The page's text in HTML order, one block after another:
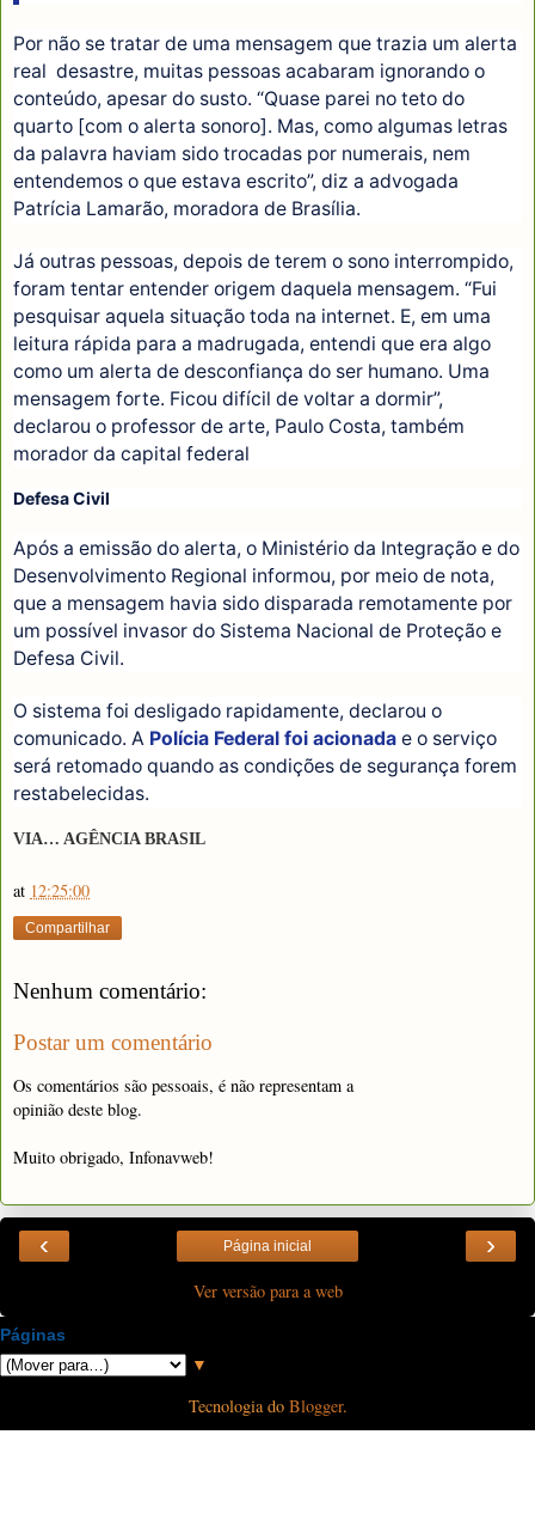
Por não se tratar de uma mensagem que trazia um alerta
real desastre, muitas pessoas acabaram ignorando o
conteúdo, apesar do susto. “Quase parei no teto do
quarto [com o alerta sonoro]. Mas, como algumas letras
da palavra haviam sido trocadas por numerais, nem
entendemos o que estava escrito”, diz a advogada
Patrícia Lamarão, moradora de Brasília.
Já outras pessoas, depois de terem o sono interrompido,
foram tentar entender origem daquela mensagem. “Fui
pesquisar aquela situação toda na internet. E, em uma
leitura rápida para a madrugada, entendi que era algo
como um alerta de desconfiança do ser humano. Uma
mensagem forte. Ficou difícil de voltar a dormir”,
declarou o professor de arte, Paulo Costa, também
morador da capital federal
Defesa Civil
Após a emissão do alerta, o Ministério da Integração e do
Desenvolvimento Regional informou, por meio de nota,
que a mensagem havia sido disparada remotamente por
um possível invasor do Sistema Nacional de Proteção e
Defesa Civil.
O sistema foi desligado rapidamente, declarou o
comunicado. A Polícia Federal foi acionada e o serviço
será retomado quando as condições de segurança forem
restabelecidas.
VIA… AGÊNCIA BRASIL
at 12:25:00
Compartilhar
Nenhum comentário:
Postar um comentário
Os comentários são pessoais, é não representam a
opinião deste blog.
Muito obrigado, Infonavweb!
‹ ›
Página inicial
Ver versão para a web
Páginas
▼
Tecnologia do Blogger.